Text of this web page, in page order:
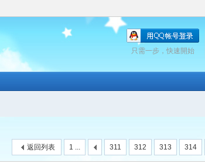
只需一步，快速開始
1 ... 311 312 313 314
返回列表